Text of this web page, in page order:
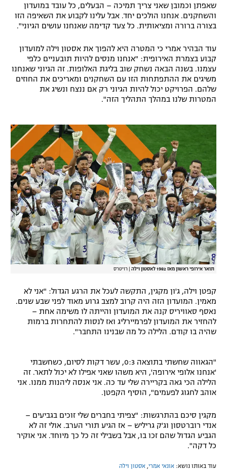
שאפתן וכמובן שאני צריך תמיכה – הבעלים, כל עובד במועדון
והשחקנים. אנחנו הולכים יחד. אבל עלינו לקבוע את השאיפה הזו
בצורה ברורה ומציאותית. כל צעד קדימה שאנחנו עושים הגיוני".
עוד הבהיר אמרי כי המטרה היא להפוך את אסטון וילה למועדון
קבוע בצמרת האירופית: "אנחנו מנסים להיות תובעניים כלפי
עצמנו. בשנה הבאה נשחק שוב בליגת האלופות. זה הגיוני שאנחנו
משיגים את ההתפתחות הזו עם השחקנים ומאריכים את החוזים
שלהם. הפרויקט יכול להיות הגיוני רק אם ננצח ונשיג את
המטרות שלנו במהלך התהליך הזה".
תואר אירופי ראשון מאז 1982 לאסטון וילה רויטרס
קפטן וילה, ג'ון מקגין, התקשה לעכל את הרגע הגדול: "אני לא
מאמין. המועדון הזה היה קרוב למצב גרוע מאוד לפני שבע שנים.
נאסף סאוויריס קנה את המועדון והייתה לו משימה אחת –
להחזיר את המועדון לפרמיירליג ואז לנסות להתחרות ברמות
שהיה בו קודם. הלילה כל מה שבנינו התחבר".
"הגאווה שחשתי בתוצאה 0:3, עשר דקות לסיום, כשחשבתי
'אנחנו אלופי אירופה', היא משהו שאני אפילו לא יכול לתאר. זה
הלילה הכי גאה בקריירה שלי עד כה. אני אנסה ליהנות ממנו. אני
אוהב לחגוג לפעמים", הוסיף הקפטן.
מקגין סיכם בהתרגשות: "צפיתי בחברים שלי זוכים בגביעים –
אנדי רוברטסון וג'ק גריליש – אז הגיע תורי הערב. אולי זה לא
הגביע הגדול שהם זכו בו, אבל בשבילי זה כל כך מיוחד. אני אוקיר
כל דקה".
עוד באותו נושא: אונאי אמרי אסטון וילה